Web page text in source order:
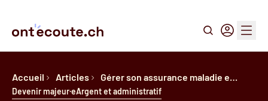
Recherche
Connexion
Menu
Accueil Articles Gérer son assurance maladie e…
Devenir majeur·eArgent et administratif